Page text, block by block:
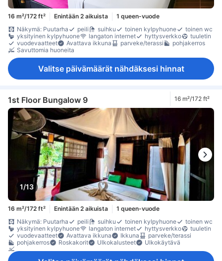
16 m²/172 ft² Enintään 2 aikuista
1 queen-vuode
Näkymä: Puutarha
peili suihku toinen kylpyhuone
toinen wc
yksityinen kylpyhuone
langaton internet hyttysverkko
tuuletin
vuodevaatteet
Avattava ikkuna parveke/terassi
pohjakerros
Savuttomia huoneita
Valitse päivämäärät nähdäksesi hinnat
1st Floor Bungalow 9 16 m²/172 ft²
1/13
16 m²/172 ft² Enintään 2 aikuista
1 queen-vuode
Näkymä: Puutarha
peili suihku toinen kylpyhuone
toinen wc
yksityinen kylpyhuone
langaton internet hyttysverkko
tuuletin
vuodevaatteet
Avattava ikkuna Ikkuna
parveke/terassi
pohjakerros
Roskakorit Ulkokalusteet
Ulkokäytävä